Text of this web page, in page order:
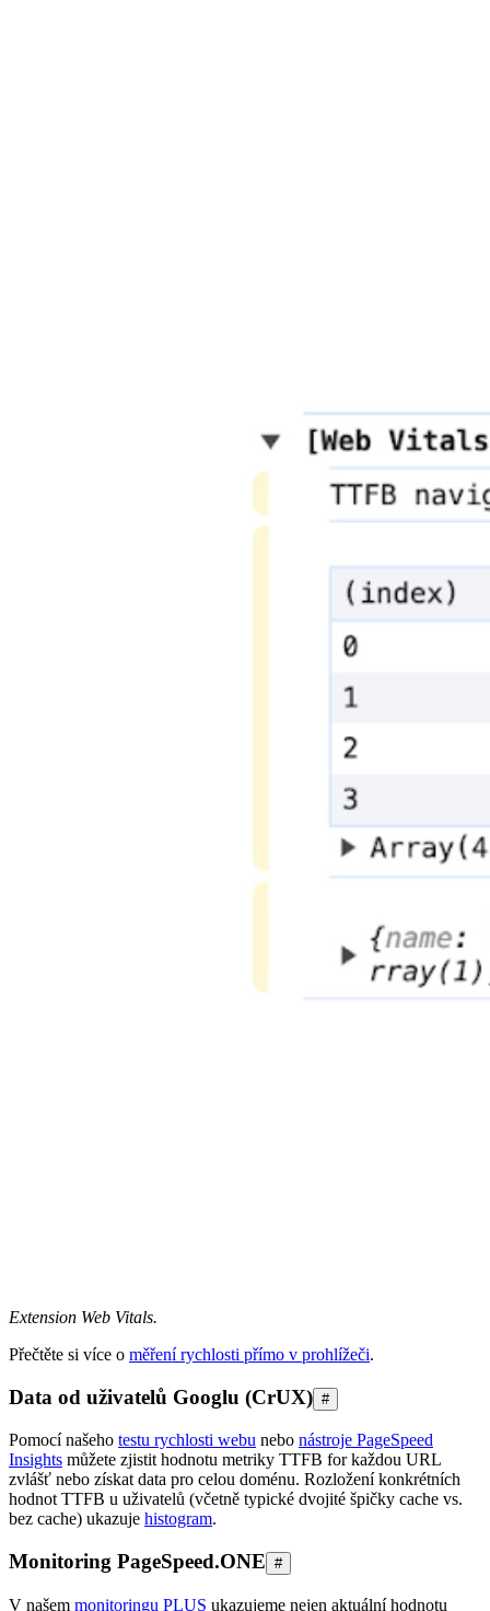
Extension Web Vitals.
Přečtěte si více o měření rychlosti přímo v prohlížeči.
Data od uživatelů Googlu (CrUX) #
Pomocí našeho testu rychlosti webu nebo nástroje PageSpeed
Insights můžete zjistit hodnotu metriky TTFB for každou URL
zvlášť nebo získat data pro celou doménu. Rozložení konkrétních
hodnot TTFB u uživatelů (včetně typické dvojité špičky cache vs.
bez cache) ukazuje histogram.
Monitoring PageSpeed.ONE #
V našem monitoringu PLUS ukazujeme nejen aktuální hodnotu